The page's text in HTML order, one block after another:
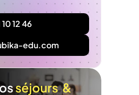
12 46
edu.com
séjours  &